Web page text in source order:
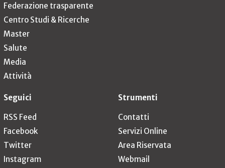
Federazione trasparente
Centro Studi & Ricerche
Master
Salute
Media
Attività
Seguici
RSS Feed
Facebook
Twitter
Instagram
Strumenti
Contatti
Servizi Online
Area Riservata
Webmail